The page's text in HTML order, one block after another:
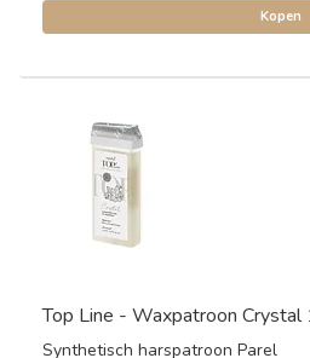
Kopen
Top Line - Waxpatroon
Synthetisch harspatroon Parel